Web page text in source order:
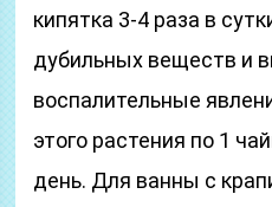
кипятка 3-4 раза в
дубильных веществ и
воспалительные
этого растения по 1
день. Для ванны с